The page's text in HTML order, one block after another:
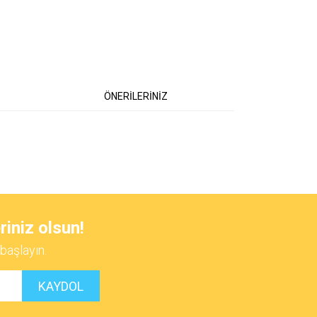
ÖNERİLERİNİZ
olsun!
KAYDOL